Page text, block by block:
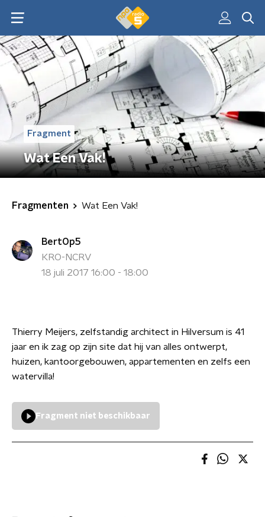
Fragment
Wat Een Vak!
Fragmenten Wat Een Vak!
BertOp5
KRO-NCRV
18 juli 2017 16:00 - 18:00
Thierry Meijers, zelfstandig architect in Hilversum is 41
jaar en ik zag op zijn site dat hij van alles ontwerpt,
huizen, kantoorgebouwen, appartementen en zelfs een
watervilla!
Fragment niet beschikbaar